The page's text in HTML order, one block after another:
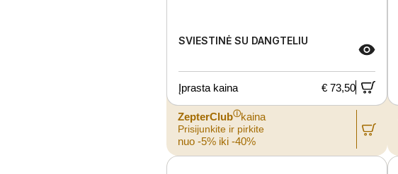
SVIESTINĖ SU DANGTELIU
Įprasta kaina € 73,50
ZepterClubⓘkaina
Prisijunkite ir pirkite
nuo -5% iki -40%